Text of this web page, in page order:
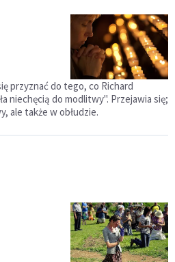
przyznać do tego, co Richard
niechęcią do modlitwy". Przejawia się;
ale także w obłudzie.